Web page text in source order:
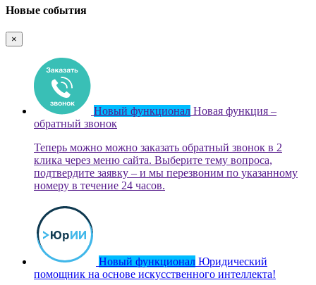
Новые события
×
Новый функционал Новая функция –
обратный звонок
Теперь можно можно заказать обратный звонок в 2
клика через меню сайта. Выберите тему вопроса,
подтвердите заявку – и мы перезвоним по указанному
номеру в течение 24 часов.
Новый функционал Юридический
помощник на основе искусственного интеллекта!